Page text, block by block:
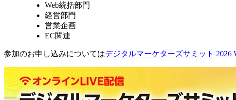
Web統括部門
経営部門
営業企画
EC関連
参加のお申し込みについてはデジタルマーケターズサミット 2026